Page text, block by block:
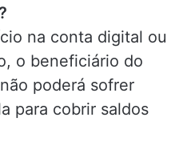
na conta digital ou
o beneficiário do
poderá sofrer
para cobrir saldos